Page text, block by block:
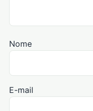
Nome
E-mail